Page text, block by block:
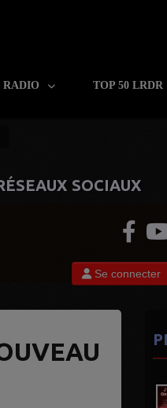
RADIO TOP 50 LRDR
SOCIAUX
Se connecter